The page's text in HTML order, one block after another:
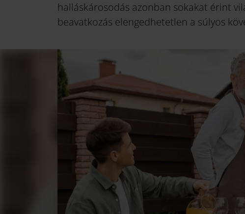
halláskárosodás azonban sokakat érint
beavatkozás elengedhetetlen a súlyos